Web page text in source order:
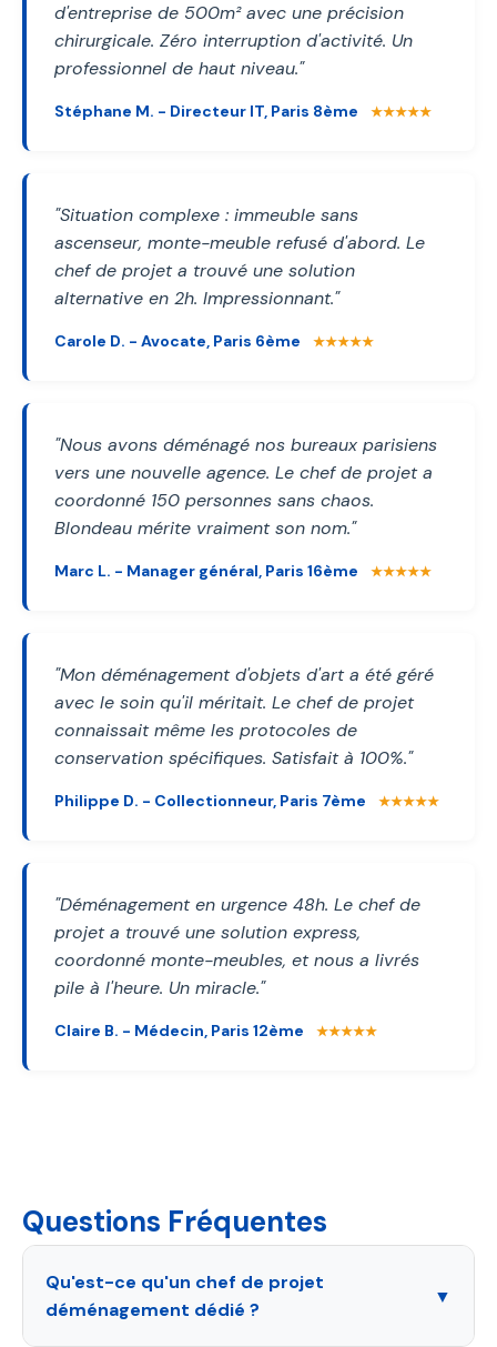
d'entreprise de 500m² avec une précision
chirurgicale. Zéro interruption d'activité. Un
professionnel de haut niveau."
Stéphane M. - Directeur IT, Paris 8ème ★★★★★
"Situation complexe : immeuble sans
ascenseur, monte-meuble refusé d'abord. Le
chef de projet a trouvé une solution
alternative en 2h. Impressionnant."
Carole D. - Avocate, Paris 6ème ★★★★★
"Nous avons déménagé nos bureaux parisiens
vers une nouvelle agence. Le chef de projet a
coordonné 150 personnes sans chaos.
Blondeau mérite vraiment son nom."
Marc L. - Manager général, Paris 16ème ★★★★★
"Mon déménagement d'objets d'art a été géré
avec le soin qu'il méritait. Le chef de projet
connaissait même les protocoles de
conservation spécifiques. Satisfait à 100%."
Philippe D. - Collectionneur, Paris 7ème ★★★★★
"Déménagement en urgence 48h. Le chef de
projet a trouvé une solution express,
coordonné monte-meubles, et nous a livrés
pile à l'heure. Un miracle."
Claire B. - Médecin, Paris 12ème ★★★★★
Questions Fréquentes
Qu'est-ce qu'un chef de projet
déménagement dédié ?
▼